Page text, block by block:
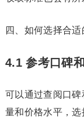
四、如何选择合
4.1 参考口碑
可以通过查阅口
量和价格水平，选